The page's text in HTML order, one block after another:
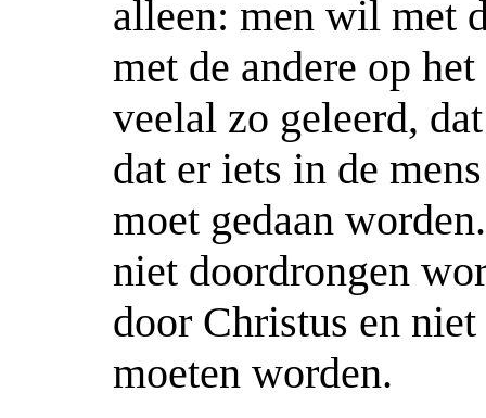
alleen: men wil met
met de andere op
veelal zo geleerd,
dat er iets in de
moet gedaan
niet doordrongen
door Christus en
moeten worden.